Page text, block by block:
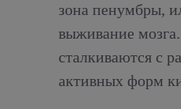
зона пенумбры,
выживание
сталкиваются с
активных форм